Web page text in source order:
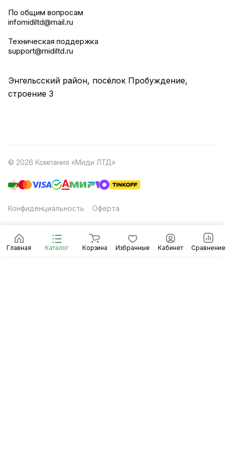
Главная Каталог Корзина Избранные Кабинет Сравнение
По общим вопросам
infomidiltd@mail.ru
Техническая поддержка
support@midiltd.ru
Энгельсский район, посёлок Пробуждение,
строение 3
© 2026 Компания «Миди ЛТД»
Конфиденциальность Оферта